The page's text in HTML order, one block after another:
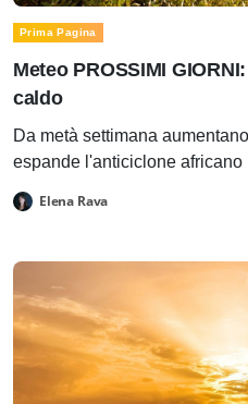
Prima Pagina
Meteo PROSSIMI
caldo
Da metà settimana
espande l'anticiclone africano
Elena Rava